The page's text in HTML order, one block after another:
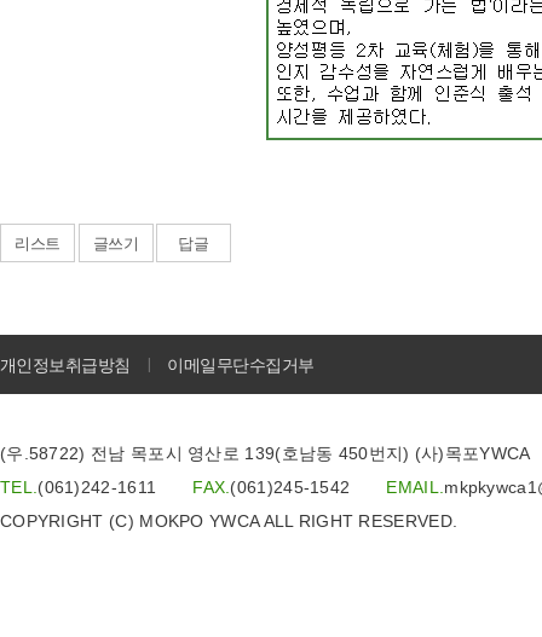
리스트 글쓰기 답글
개인정보취급방침 I 이메일무단수집거부
(우.58722) 전남 목포시 영산로 139(호남동 450번지) (사)목포YWCA
TEL. (061)242-1611 FAX. (061)245-1542 EMAIL.
COPYRIGHT (C) MOKPO YWCA ALL RIGHT RESERVED.